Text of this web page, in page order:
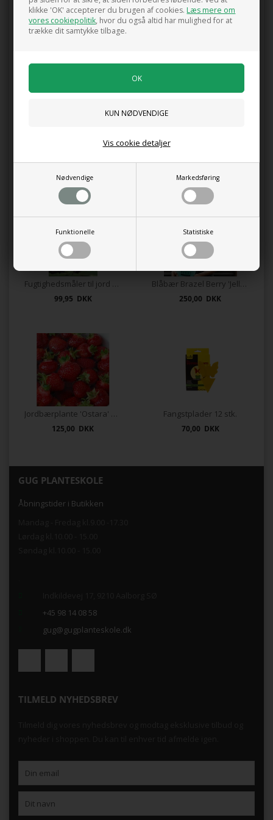
klikke 'OK' accepterer du brugen af cookies.Læs mere om
vores cookiepolitik, hvor du også altid har mulighed for at
trække dit samtykke tilbage.
Nødvendige Markedsføring
Funktionelle Statistiske
Vis cookie detaljer
Produktet er endnu ikke anmeldt.
Stueplante gødningspinde, 30 stk.
og stærke planter med flotte grønne blade.
Kunder købte også
Fugtighedsmåler til jord og planter
99,95 DKK
Blåbær Brazel Berry 'Jelly Bean'
250,00 DKK
Jordbærplante 'Ostara' 6 stk.
125,00 DKK
Fangstplader 12 stk.
70,00 DKK
GUG PLANTESKOLE
Åbningstider i Butikken
+45 98 14 08 58
gug@gugplanteskole.dk
TILMELD NYHEDSBREV